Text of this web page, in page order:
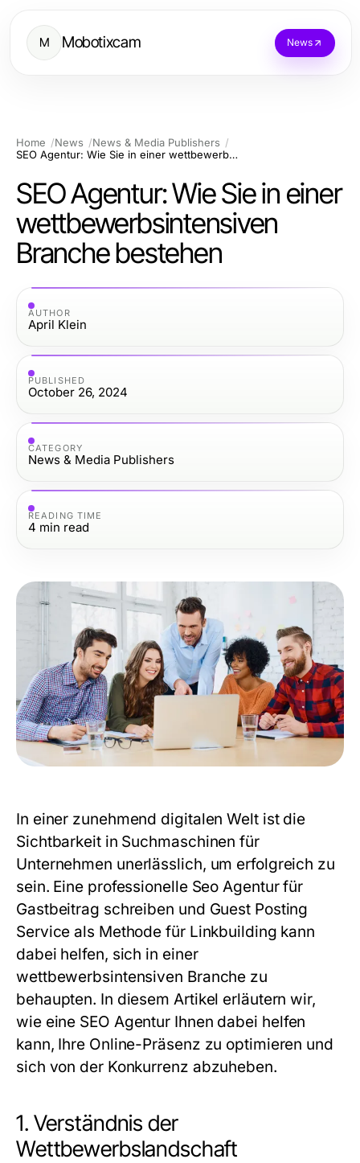
M Mobotixcam News
Home News
News & Media Publishers
SEO Agentur: Wie Sie in einer wettbewerbsintensiven Branche bestehen
SEO Agentur: Wie Sie in einer
wettbewerbsintensiven
Branche bestehen
AUTHOR
April Klein
PUBLISHED
October 26, 2024
CATEGORY
News & Media Publishers
READING TIME
4 min read
In einer zunehmend digitalen Welt ist die
Sichtbarkeit in Suchmaschinen für
Unternehmen unerlässlich, um erfolgreich zu
sein. Eine professionelle Seo Agentur für
Gastbeitrag schreiben und Guest Posting
Service als Methode für Linkbuilding kann
dabei helfen, sich in einer
wettbewerbsintensiven Branche zu
behaupten. In diesem Artikel erläutern wir,
wie eine SEO Agentur Ihnen dabei helfen
kann, Ihre Online-Präsenz zu optimieren und
sich von der Konkurrenz abzuheben.
1. Verständnis der
Wettbewerbslandschaft